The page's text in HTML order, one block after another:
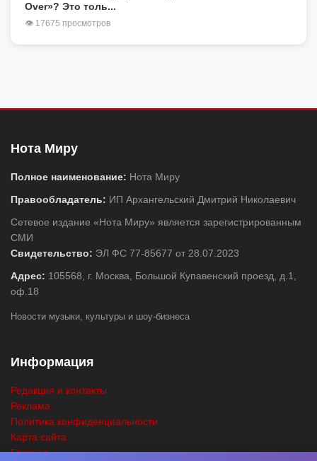
Over»? Это толь...
👁 17675 просмотров
Нота Миру
Полное наименование: Нота Миру
Правообладатель: ИП Архангельский Дмитрий Николаевич
Сетевое издание «Нота Миру» является зарегистрированным
СМИ
Свидетельство: ЭЛ ФС 77-85677 от 28.07.2023
Адрес: 105568, г. Москва, Большой Купавенский проезд, д.1,
оф.18
Новости музыки, культуры и шоу-бизнеса
Информация
Редакция и контакты
Реклама
Политика конфиденциальности
Карта сайта
Главная